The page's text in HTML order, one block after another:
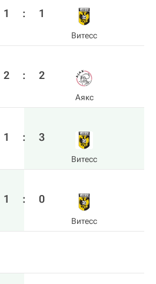
1 : 1
Витесс
2 : 2
Аякс
1 : 3
Витесс
1 : 0
Витесс